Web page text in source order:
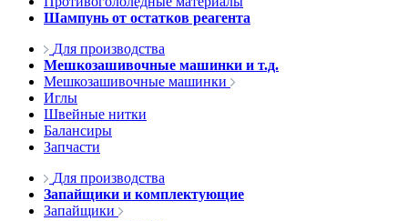
Шампунь от остатков реагента
Для производства
Мешкозашивочные машинки и т.д.
Мешкозашивочные машинки
Иглы
Швейные нитки
Балансиры
Запчасти
Для производства
Запайщики и комплектующие
Запайщики